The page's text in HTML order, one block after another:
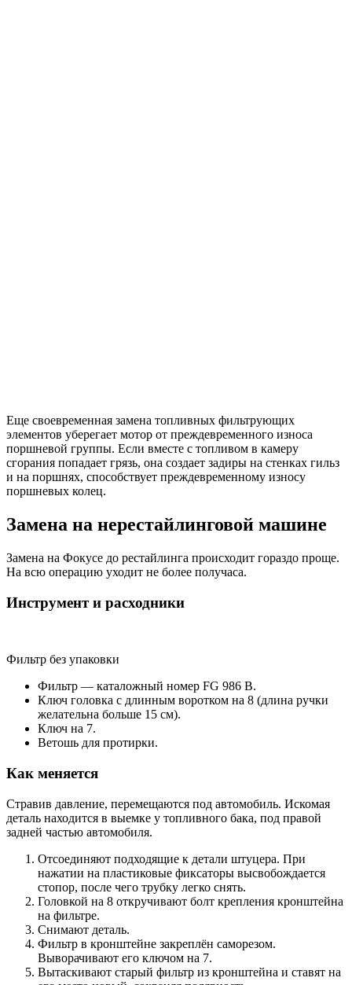
Еще своевременная замена топливных фильтрующих
элементов уберегает мотор от преждевременного износа
поршневой группы. Если вместе с топливом в камеру
сгорания попадает грязь, она создает задиры на стенках гильз
и на поршнях, способствует преждевременному износу
поршневых колец.
Замена на нерестайлинговой машине
Замена на Фокусе до рестайлинга происходит гораздо проще.
На всю операцию уходит не более получаса.
Инструмент и расходники
Фильтр без упаковки
Фильтр — каталожный номер FG 986 B.
Ключ головка с длинным воротком на 8 (длина ручки
желательна больше 15 см).
Ключ на 7.
Ветошь для протирки.
Как меняется
Стравив давление, перемещаются под автомобиль. Искомая
деталь находится в выемке у топливного бака, под правой
задней частью автомобиля.
Отсоединяют подходящие к детали штуцера. При
нажатии на пластиковые фиксаторы высвобождается
стопор, после чего трубку легко снять.
Головкой на 8 откручивают болт крепления кронштейна
на фильтре.
Снимают деталь.
Фильтр в кронштейне закреплён саморезом.
Выворачивают его ключом на 7.
Вытаскивают старый фильтр из кронштейна и ставят на